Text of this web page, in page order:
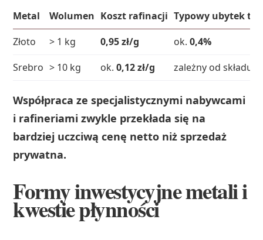
Metal Wolumen Koszt rafinacji Typowy ubytek
Złoto
> 1 kg 0,95 zł/g ok.0,4%
Srebro > 10 kg ok.0,12 zł/g zależny od składu i
Współpraca ze specjalistycznymi nabywcami
i rafineriami zwykle przekłada się na
bardziej uczciwą cenę netto niż sprzedaż
prywatna.
Formy inwestycyjne metali i
kwestie płynności